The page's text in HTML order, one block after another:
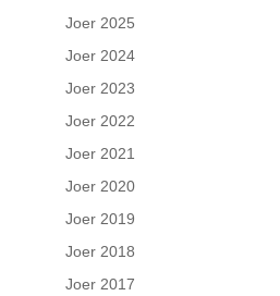
Joer 2025
Joer 2024
Joer 2023
Joer 2022
Joer 2021
Joer 2020
Joer 2019
Joer 2018
Joer 2017